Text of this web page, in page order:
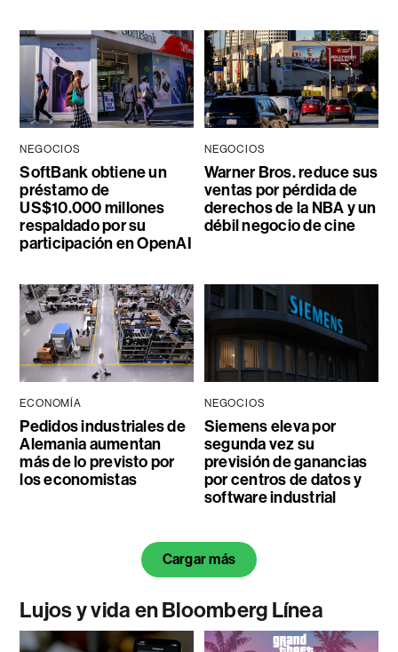
NEGOCIOS
SoftBank obtiene un
préstamo de
US$10.000 millones
respaldado por su
participación en OpenAI
NEGOCIOS
Warner Bros. reduce sus
ventas por pérdida de
derechos de la NBA y un
débil negocio de cine
ECONOMÍA
Pedidos industriales de
Alemania aumentan
más de lo previsto por
los economistas
NEGOCIOS
Siemens eleva por
segunda vez su
previsión de ganancias
por centros de datos y
software industrial
Cargar más
Lujos y vida en Bloomberg Línea